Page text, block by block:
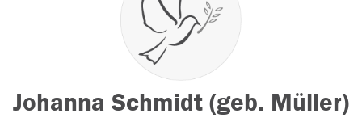
Johanna Schmidt (geb. Müller)